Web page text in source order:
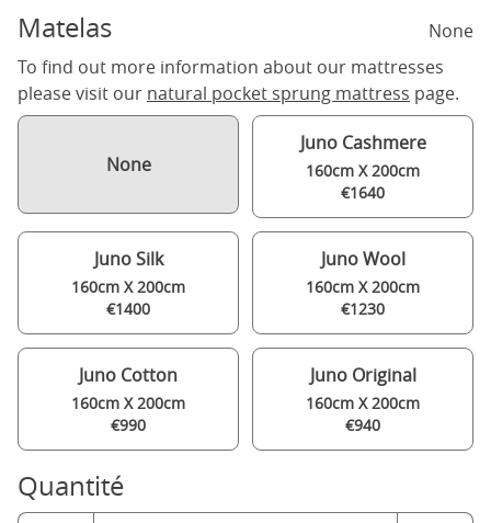
Matelas
None
To find out more information about our mattresses
please visit our natural pocket sprung mattress page.
None
Juno Cashmere
160cm X 200cm
€1640
Juno Silk
160cm X 200cm
€1400
Juno Wool
160cm X 200cm
€1230
Juno Cotton
160cm X 200cm
€990
Juno Original
160cm X 200cm
€940
Quantité